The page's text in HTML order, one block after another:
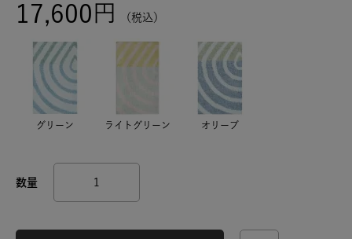
17,600 税込
グリーン ライトグリーン オリーブ